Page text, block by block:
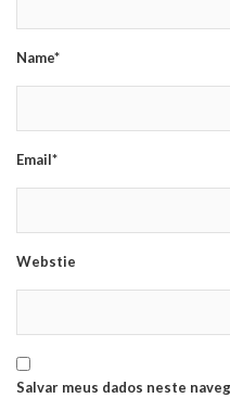
Name*
Email*
Webstie
Salvar meus dados neste